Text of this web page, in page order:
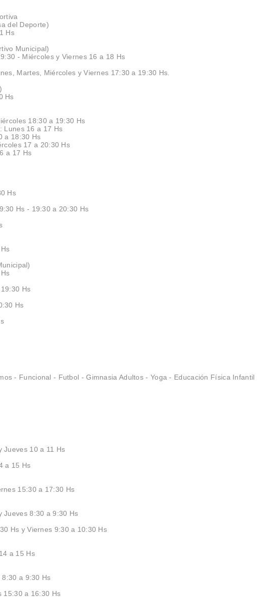
del Deporte)
Hs
Municipal)
- Miércoles y Viernes 16 a 18 Hs
Martes, Miércoles y Viernes 17:30 a 19:30 Hs.
Hs
18:30 a 19:30 Hs
Lunes 16 a 17 Hs
a 18:30 Hs
17 a 20:30 Hs
a 17 Hs
Hs
Hs - 19:30 a 20:30 Hs
Hs
Hs
- Funcional - Futbol - Gimnasia Adultos - Yoga - Educación Física Infantil
Jueves 10 a 11 Hs
a 15 Hs
15:30 a 17:30 Hs
Jueves 8:30 a 9:30 Hs
Hs y Viernes 9:30 a 10:30 Hs
a 15 Hs
a 9:30 Hs
15:30 a 16:30 Hs